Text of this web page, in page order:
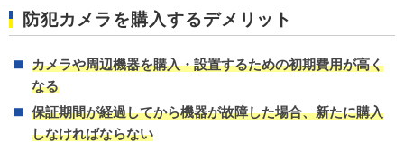
防犯カメラを購入するデメリット
カメラや周辺機器を購入・設置するための初期費用が高く
なる
保証期間が経過してから機器が故障した場合、新たに購入
しなければならない